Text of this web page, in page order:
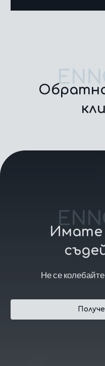
Имате
Не се